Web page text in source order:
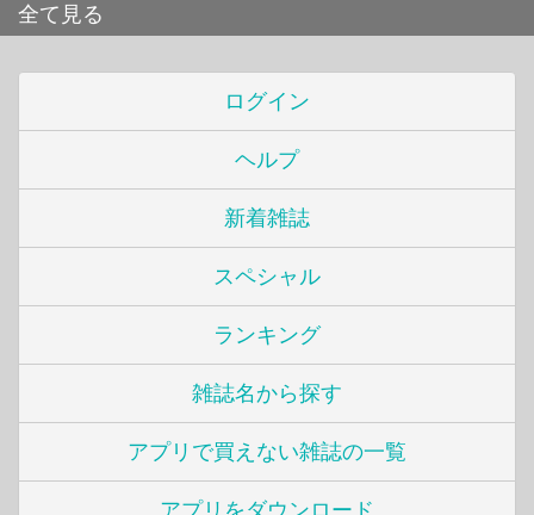
全て見る
ログイン
ヘルプ
新着雑誌
スペシャル
ランキング
雑誌名から探す
アプリで買えない雑誌の一覧
アプリをダウンロード